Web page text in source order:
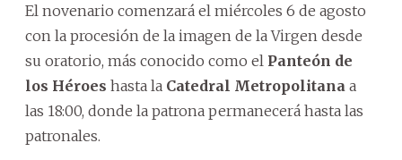
El novenario comenzará el miércoles 6 de agosto
con la procesión de la imagen de la Virgen desde
su oratorio, más conocido como el Panteón de
los Héroes hasta la Catedral Metropolitana a
las 18:00, donde la patrona permanecerá hasta las
patronales.